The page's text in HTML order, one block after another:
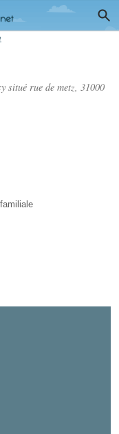
situé rue de metz, 31000